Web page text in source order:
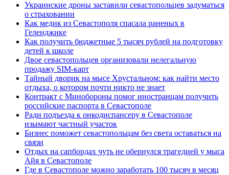
Украинские дроны заставили севастопольцев задуматься
о страховании
Как медик из Севастополя спасала раненых в
Геленджике
Как получить бюджетные 5 тысяч рублей на подготовку
детей к школе
Двое севастопольцев организовали нелегальную
продажу SIM-карт
Тайный дворик на мысе Хрустальном: как найти место
отдыха, о котором почти никто не знает
Контракт с Минобороны помог иностранцам получить
российские паспорта в Севастополе
Ради подъезда к онкодиспансеру в Севастополе
изымают частный участок
Бизнес поможет севастопольцам без света оставаться на
связи
Отдых на сапбордах чуть не обернулся трагедией у мыса
Айя в Севастополе
Где в Севастополе можно заработать 100 тысяч в месяц